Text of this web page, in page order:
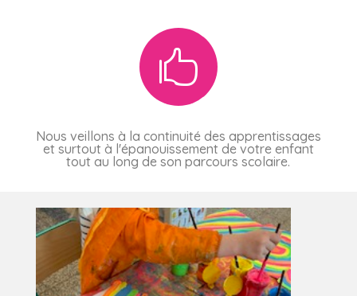

Nous veillons à la continuité des apprentissages
et surtout à l'épanouissement de votre enfant
tout au long de son parcours scolaire.